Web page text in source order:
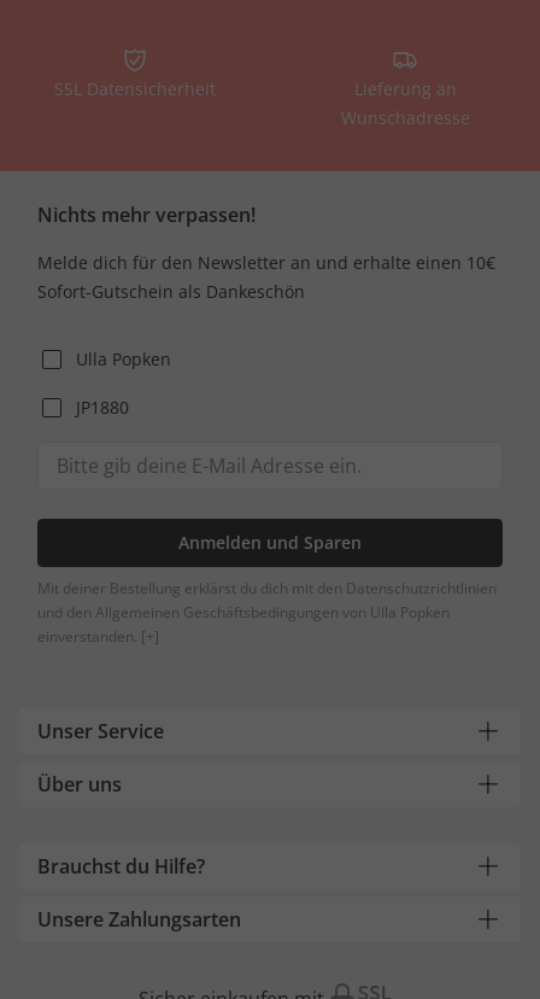
SSL Datensicherheit
Lieferung an
Wunschadresse
Nichts mehr verpassen!
Melde dich für den Newsletter an und erhalte einen 10€
Sofort-Gutschein als Dankeschön
Ulla Popken
JP1880
Anmelden und Sparen
Mit deiner Bestellung erklärst du dich mit den Datenschutzrichtlinien
und den Allgemeinen Geschäftsbedingungen von Ulla Popken
einverstanden. [+]
Unser Service
Über uns
Brauchst du Hilfe?
Unsere Zahlungsarten